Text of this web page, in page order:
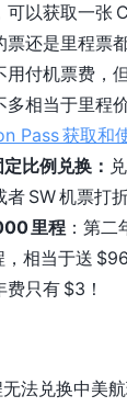
可以获取一张
票还是里程票
用付机票费，
多相当于里程
Pass 获取和
比例兑换：
者 SW 机票打
里程 ：第
相当于送
只有 $3！
无法兑换中美